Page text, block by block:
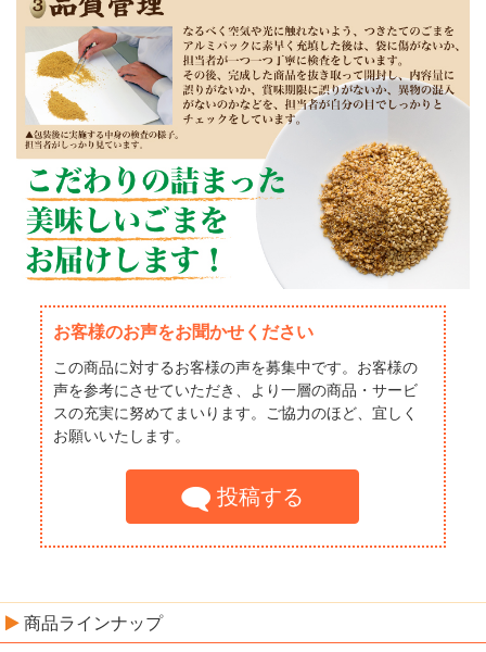
お客様のお声をお聞かせください
この商品に対するお客様の声を募集中です。お客様の
声を参考にさせていただき、より一層の商品・サービ
スの充実に努めてまいります。ご協力のほど、宜しく
お願いいたします。
投稿する
商品ラインナップ